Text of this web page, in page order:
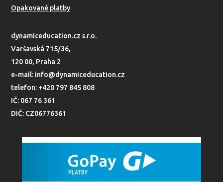
Opakované platby
dynamiceducation.cz s.r.o.
Varšavská 715/36,
120 00, Praha 2
e-mail: info@dynamiceducation.cz
telefon: +420 797 845 808
IČ: 067 76 361
DIČ: CZ06776361